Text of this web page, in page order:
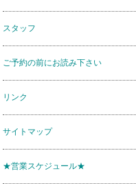
スタッフ
ご予約の前にお読み下さい
リンク
サイトマップ
★営業スケジュール★